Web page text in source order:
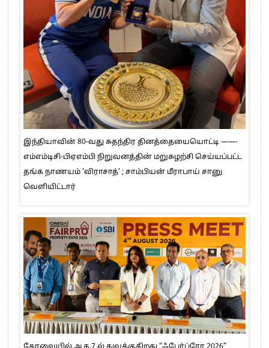
இந்தியாவின் 80-வது சுதந்திர தினத்தையையொட்டி ——-
எம்எம்டிசி-பிஏஎம்பி நிறுவனத்தின் மறுசுழற்சி செய்யப்பட்ட
தங்க நாணயம் ‘விராசாத்’ ; சாம்பியன் மீராபாய் சானு
வெளியிட்டார்